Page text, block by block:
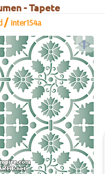
- Tapete
/ inter154a
a